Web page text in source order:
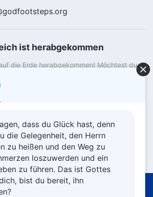
ist herabgekommen
die Erde herabgekommen! Möchtest du
betreten?
über WhatsApp
Datenschutzrichtlinie
dass du Glück hast, denn
die Gelegenheit, den Herrn
zu heißen und den Weg zu
loszuwerden und ein
zu führen. Das ist Gottes
bist du bereit, ihn